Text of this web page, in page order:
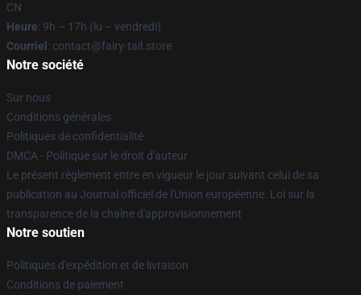
CN
Heure: 9h – 17h (lu – vendredi)
Courriel : contact@fairy-tail.store
Notre société
Sur nous
Conditions générales
Politiques de confidentialité
DMCA - Politique sur le droit d'auteur
Le présent règlement entre en vigueur le jour suivant celui de sa
publication au Journal officiel de l'Union européenne. Loi sur la
transparence de la chaîne d'approvisionnement
Notre soutien
Politiques d'expédition et de livraison
Conditions de paiement